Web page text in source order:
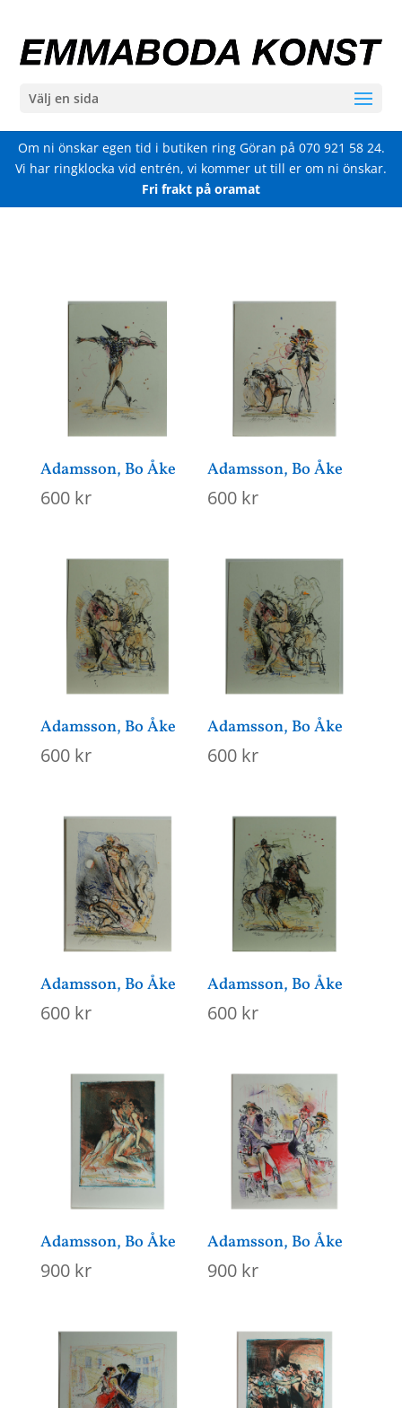
Välj en sida
Om ni önskar egen tid i butiken ring Göran på 070 921 58 24.
Vi har ringklocka vid entrén, vi kommer ut till er om ni önskar.
Fri frakt på oramat
Adamsson, Bo Åke
600 kr
Adamsson, Bo Åke
600 kr
Adamsson, Bo Åke
600 kr
Adamsson, Bo Åke
600 kr
Adamsson, Bo Åke
600 kr
Adamsson, Bo Åke
600 kr
Adamsson, Bo Åke
900 kr
Adamsson, Bo Åke
900 kr